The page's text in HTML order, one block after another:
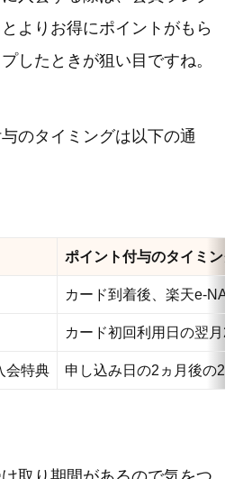
よりお得にポイントがもら
したときが狙い目ですね。
のタイミングは以下の通
ポイント付与のタイミン
カード到着後、楽天e-
カード初回利用日の翌月
会特典 申し込み日の2ヵ月後の